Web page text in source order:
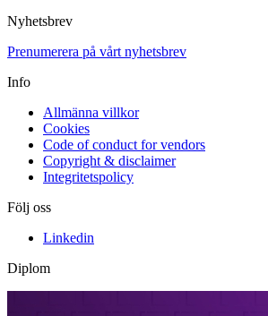
Nyhetsbrev
Prenumerera på vårt nyhetsbrev
Info
Allmänna villkor
Cookies
Code of conduct for vendors
Copyright & disclaimer
Integritetspolicy
Följ oss
Linkedin
Diplom